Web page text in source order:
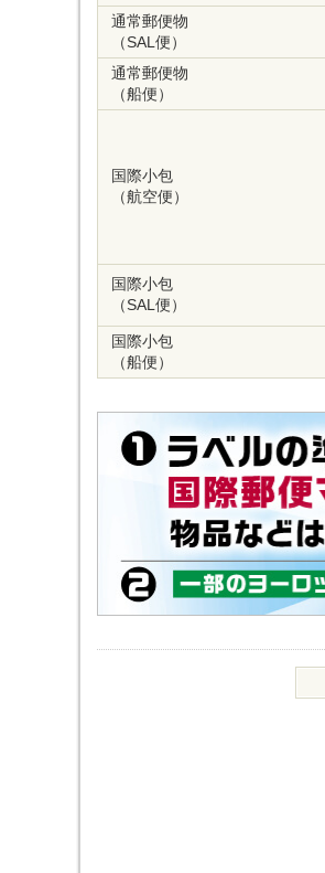
通常郵便物
（SAL便）
通常郵便物
（船便）
国際小包
（航空便）
国際小包
（SAL便）
国際小包
（船便）